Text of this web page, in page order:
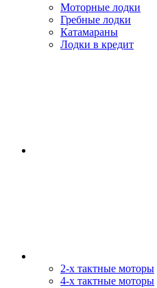
Моторные лодки
Гребные лодки
Катамараны
Лодки в кредит
2-х тактные моторы
4-х тактные моторы